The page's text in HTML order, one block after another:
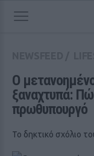
Ο
ξαναχτυπά:
πρωθυπουργό
Το δηκτικό σχόλιο